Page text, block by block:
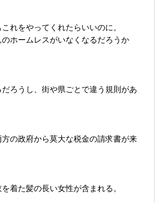
これをやってくれたらいいのに。
ホームレスがいなくなるだろうか
だろうし、街や県ごとで違う規則があ
方の政府から莫大な税金の請求書が来
を着た髪の長い女性が含まれる。